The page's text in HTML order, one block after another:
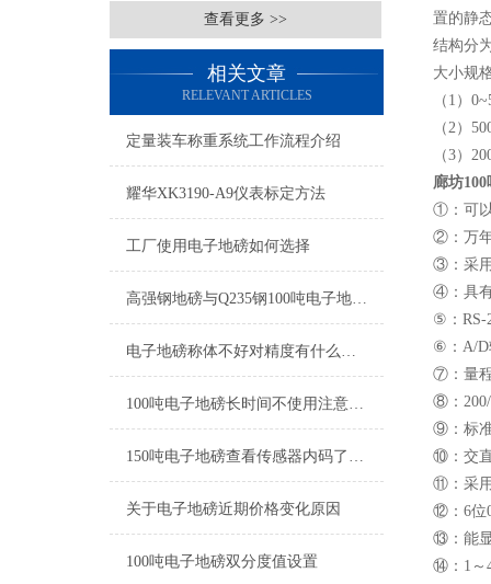
查看更多 >>
相关文章
RELEVANT ARTICLES
定量装车称重系统工作流程介绍
耀华XK3190-A9仪表标定方法
工厂使用电子地磅如何选择
高强钢地磅与Q235钢100吨电子地磅材质区别
电子地磅称体不好对精度有什么影响
100吨电子地磅长时间不使用注意事项
150吨电子地磅查看传感器内码了解秤体安装情况
关于电子地磅近期价格变化原因
100吨电子地磅双分度值设置
置的静
结构分
大小规
（1）
（2）
（3）
廊坊
①：可
②：万
③：采
④：具
⑤：RS-
⑥：A/D
⑦：量
⑧：200/
⑨：标
⑩：交
⑪：采
⑫：6位
⑬：能
⑭：1～